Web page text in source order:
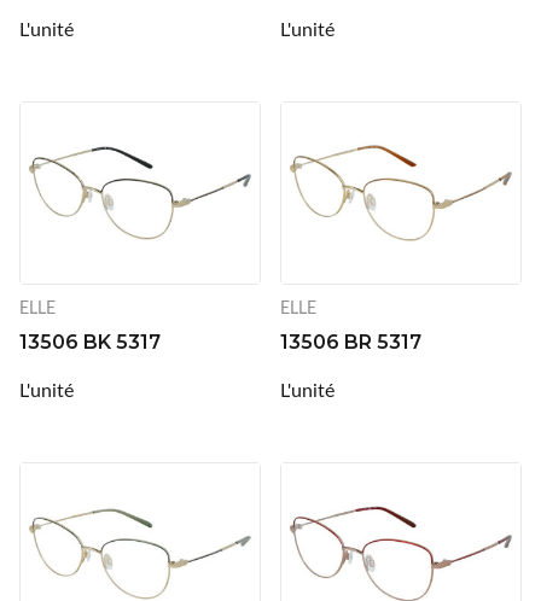
Sunoptic
Supervision
UVOJI
Vallée
Varionet
L'unité L'unité
ELLE
13506 BK 5317
L'unité
ELLE
13506 BR 5317
L'unité